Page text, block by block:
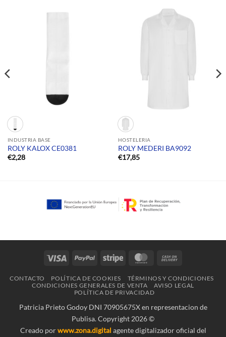
INDUSTRIA BASE
ROLY KALOX CE0381
€2,28
HOSTELERIA
ROLY MEDERI BA9092
€17,85
Visa PayPal Stripe MasterCard
Delivery
CONTACTO POLÍTICA DE COOKIES
TÉRMINOS Y CONDICIONES
CONDICIONES GENERALES DE VENTA
AVISO LEGAL
POLÍTICA DE PRIVACIDAD
Patricia Prieto Godoy DNI 70905675X en representacion de
Publisa. Copyright 2026 ©
Creado porwww.zona.digital agente digitalizador oficial del